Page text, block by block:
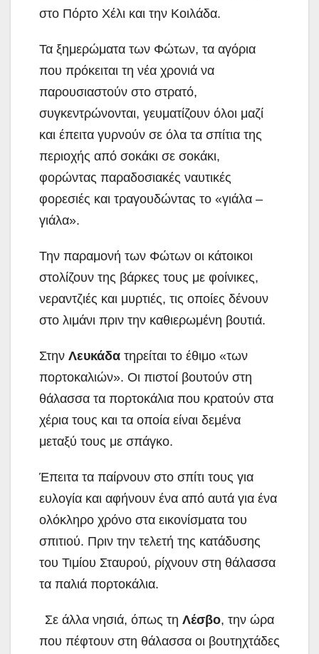
στο Πόρτο Χέλι και την Κοιλάδα.
Τα ξημερώματα των Φώτων, τα αγόρια
που πρόκειται τη νέα χρονιά να
παρουσιαστούν στο στρατό,
συγκεντρώνονται, γευματίζουν όλοι μαζί
και έπειτα γυρνούν σε όλα τα σπίτια της
περιοχής από σοκάκι σε σοκάκι,
φορώντας παραδοσιακές ναυτικές
φορεσιές και τραγουδώντας το «γιάλα –
γιάλα».
Την παραμονή των Φώτων οι κάτοικοι
στολίζουν της βάρκες τους με φοίνικες,
νεραντζιές και μυρτιές, τις οποίες δένουν
στο λιμάνι πριν την καθιερωμένη βουτιά.
Στην Λευκάδα τηρείται το έθιμο «των
πορτοκαλιών». Οι πιστοί βουτούν στη
θάλασσα τα πορτοκάλια που κρατούν στα
χέρια τους και τα οποία είναι δεμένα
μεταξύ τους με σπάγκο.
Έπειτα τα παίρνουν στο σπίτι τους για
ευλογία και αφήνουν ένα από αυτά για ένα
ολόκληρο χρόνο στα εικονίσματα του
σπιτιού. Πριν την τελετή της κατάδυσης
του Τιμίου Σταυρού, ρίχνουν στη θάλασσα
τα παλιά πορτοκάλια.
Σε άλλα νησιά, όπως τη Λέσβο, την ώρα
που πέφτουν στη θάλασσα οι βουτηχτάδες